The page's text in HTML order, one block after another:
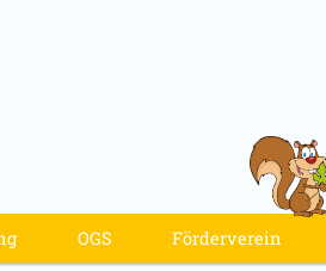
OGS Förderverein